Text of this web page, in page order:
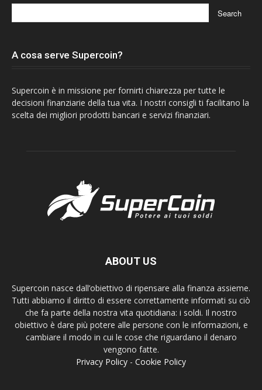
A cosa serve Supercoin?
Supercoin è in missione per fornirti chiarezza per tutte le
decisioni finanziarie della tua vita. I nostri consigli ti facilitano la
scelta dei migliori prodotti bancari e servizi finanziari.
ABOUT US
Supercoin nasce dall’obiettivo di ripensare alla finanza assieme.
Tutti abbiamo il diritto di essere correttamente informati su ciò
che fa parte della nostra vita quotidiana: i soldi. Il nostro
obiettivo è dare più potere alle persone con le informazioni, e
cambiare il modo in cui le cose che riguardano il denaro
vengono fatte.
Privacy Policy - Cookie Policy